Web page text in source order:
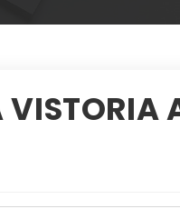
VISTORIA